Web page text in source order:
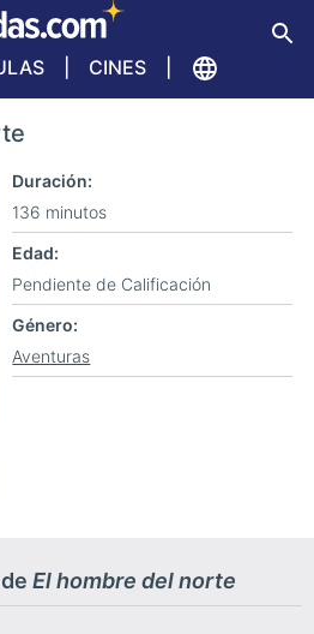
CINES
Duración
136 minutos
Edad
Pendiente de Calificación
Género
Aventuras
El hombre del norte